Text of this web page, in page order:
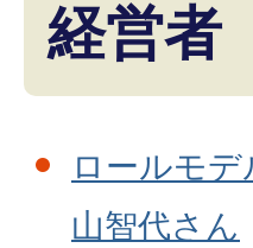
経営者
ロールモ
山智代さん